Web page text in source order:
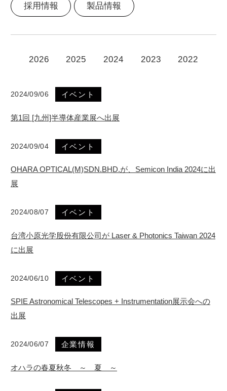
カタログダウンロード
採用情報 製品情報
2026 2025 2024 2023 2022
2024/09/06 イベント
第1回 [九州]半導体産業展へ出展
2024/09/04 イベント
OHARA OPTICAL(M)SDN.BHD.が、Semicon India 2024に出
展
2024/08/07 イベント
台湾小原光学股份有限公司が Laser & Photonics Taiwan 2024
に出展
2024/06/10 イベント
SPIE Astronomical Telescopes + Instrumentation展示会への
出展
2024/06/07 企業情報
オハラの春夏秋冬 ～ 夏 ～